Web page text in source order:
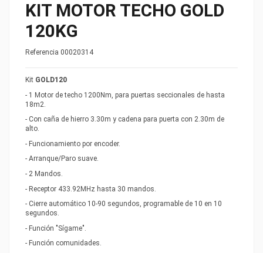
KIT MOTOR TECHO GOLD
120KG
Referencia 00020314
Kit GOLD120
- 1 Motor de techo 1200Nm, para puertas seccionales de hasta
18m2.
- Con caña de hierro 3.30m y cadena para puerta con 2.30m de
alto.
- Funcionamiento por encoder.
- Arranque/Paro suave.
- 2 Mandos.
- Receptor 433.92MHz hasta 30 mandos.
- Cierre automático 10-90 segundos, programable de 10 en 10
segundos.
- Función "Sígame".
- Función comunidades.